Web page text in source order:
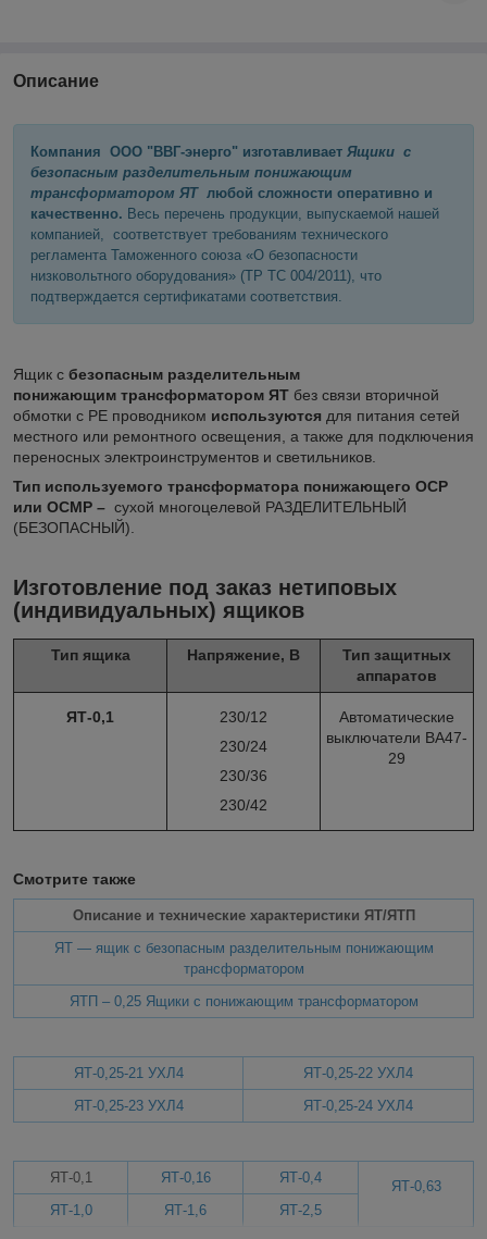
Описание
Компания ООО "ВВГ-энерго" изготавливает Ящики с
безопасным разделительным понижающим
трансформатором ЯТ любой сложности оперативно и
качественно. Весь перечень продукции, выпускаемой нашей
компанией, соответствует требованиям технического
регламента Таможенного союза «О безопасности
низковольтного оборудования» (ТР ТС 004/2011), что
подтверждается сертификатами соответствия.
Ящик с безопасным разделительным
понижающим трансформатором ЯТ без связи вторичной
обмотки с PE проводником используются для питания сетей
местного или ремонтного освещения, а также для подключения
переносных электроинструментов и светильников.
Тип используемого трансформатора понижающего ОСР
или ОСМР – сухой многоцелевой РАЗДЕЛИТЕЛЬНЫЙ
(БЕЗОПАСНЫЙ).
Изготовление под заказ нетиповых
(индивидуальных) ящиков
Тип ящика Напряжение, В
Тип защитных
аппаратов
ЯТ-0,1
230/12
230/24
230/36
230/42
Автоматические
выключатели ВА47-
29
Смотрите также
Описание и технические характеристики ЯТ/ЯТП
ЯТ — ящик с безопасным разделительным понижающим
трансформатором
ЯТП – 0,25 Ящики с понижающим трансформатором
ЯТ-0,25-21 УХЛ4
ЯТ-0,25-22 УХЛ4
ЯТ-0,25-23 УХЛ4
ЯТ-0,25-24 УХЛ4
ЯТ-0,1 ЯТ-0,16 ЯТ-0,4
ЯТ-0,63
ЯТ-1,0
ЯТ-1,6 ЯТ-2,5